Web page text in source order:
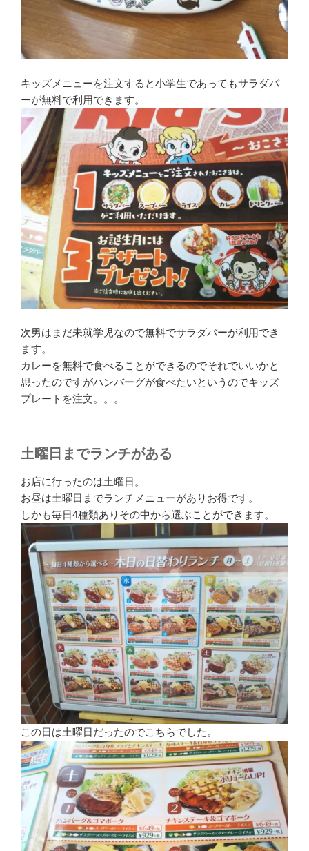
キッズメニューを注文すると小学生であってもサラダバ
ーが無料で利用できます。
次男はまだ未就学児なので無料でサラダバーが利用でき
ます。
カレーを無料で食べることができるのでそれでいいかと
思ったのですがハンバーグが食べたいというのでキッズ
プレートを注文。。。
土曜日までランチがある
お店に行ったのは土曜日。
お昼は土曜日までランチメニューがありお得です。
しかも毎日4種類ありその中から選ぶことができます。
この日は土曜日だったのでこちらでした。